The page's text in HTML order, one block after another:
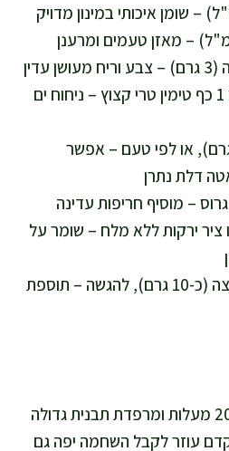
1/2 כפית טימין יבש או 1 כף טימין טרי קצוץ – ניחוח ים
מלח דק (כ-6 גרם), או לפי טעם – אפשר
דלת נתרן
ציר ירקות ללא מלח – שומר על
2 כפות פטרוזיליה קצוצה (כ-10 גרם), להגשה – תוספת
אני מחממת תנור ל-200 מעלות ומרפדת תבנית גדולה
עוזר לקבל השחמה יפה גם